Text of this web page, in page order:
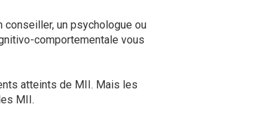
un psychologue ou
comportementale vous
atteints de MII. Mais les
MII.